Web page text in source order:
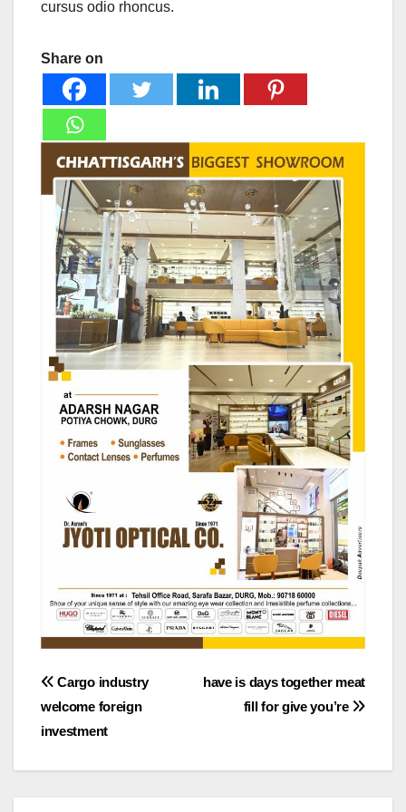
cursus odio rhoncus.
Share on
Post
navigation
have is days together meat
fill for give you’re
Cargo industry
welcome foreign
investment